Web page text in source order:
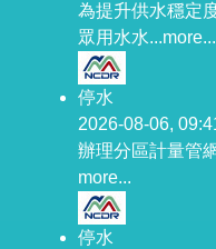
為提升供水穩定
眾用水水...more...
停水
2026-08-06,
辦理分區計量管
more...
停水